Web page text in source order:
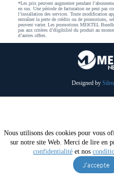
Nous utilisons des cookies pour vous
sur notre site Web. Merci de lire en
confidentialité et nos
J'accepte
*Les prix peuvent augmenter pendant
en sus. Une période de facturation ne peut pas
l’installation des services. Toute modification
entraîner la perte de crédits ou de promotions,
peuvent varier. Les promotions MEKTEL
pas aux critères d’éligibilité du produit au
d’autres offres.
Designed by